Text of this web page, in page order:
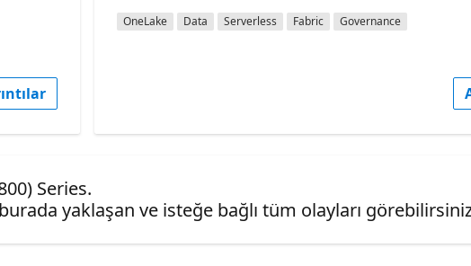
OneLake Data Serverless Fabric Governance
Series.
burada yaklaşan ve isteğe bağlı tüm olayları